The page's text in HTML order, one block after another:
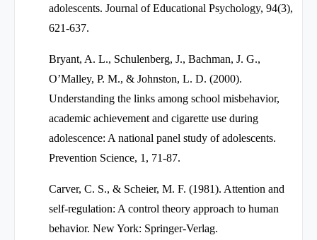
adolescents. Journal of Educational Psychology, 94(3),
621-637.
Bryant, A. L., Schulenberg, J., Bachman, J. G.,
O’Malley, P. M., & Johnston, L. D. (2000).
Understanding the links among school misbehavior,
academic achievement and cigarette use during
adolescence: A national panel study of adolescents.
Prevention Science, 1, 71-87.
Carver, C. S., & Scheier, M. F. (1981). Attention and
self-regulation: A control theory approach to human
behavior. New York: Springer-Verlag.